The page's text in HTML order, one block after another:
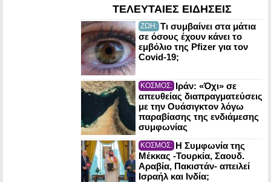
ΤΕΛΕΥΤΑΙΕΣ ΕΙΔΗΣΕΙΣ
ΖΩΗ: Τι συμβαίνει στα μάτια
σε όσους έχουν κάνει το
εμβόλιο της Pfizer για τον
Covid-19;
ΚΟΣΜΟΣ: Ιράν: «Όχι» σε
απευθείας διαπραγματεύσεις
με την Ουάσιγκτον λόγω
παραβίασης της ενδιάμεσης
συμφωνίας
ΚΟΣΜΟΣ: Η Συμφωνία της
Μέκκας -Τουρκία, Σαουδ.
Αραβία, Πακιστάν- απειλεί
Ισραήλ και Ινδία;